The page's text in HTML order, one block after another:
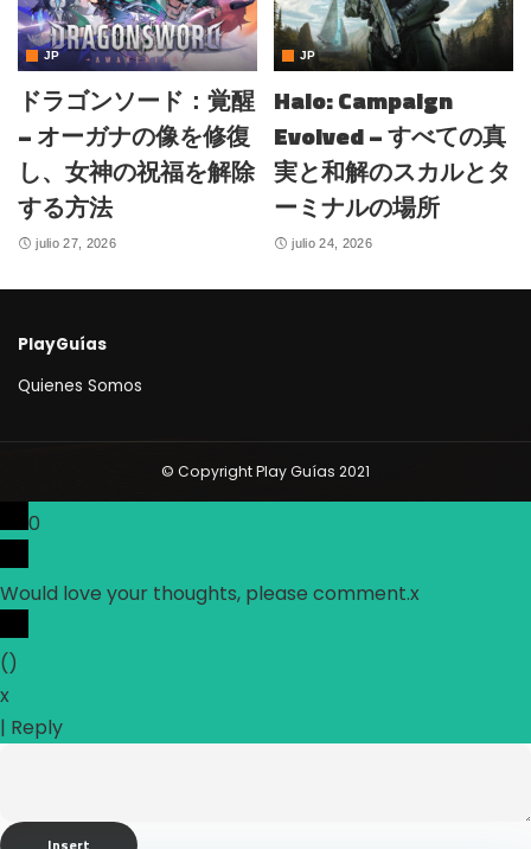
JP
ドラゴンソード：覚醒
– オーガナの像を修復
し、女神の祝福を解除
する方法
julio 27, 2026
JP
Halo: Campaign
Evolved – すべての真
実と和解のスカルとタ
ーミナルの場所
julio 24, 2026
PlayGuías
Quienes Somos
© Copyright Play Guías 2021
0
Would love your thoughts, please comment.x
()
x
| Reply
Insert